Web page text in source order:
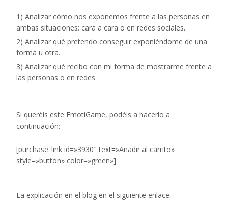
1) Analizar cómo nos exponemos frente a las personas en
ambas situaciones: cara a cara o en redes sociales.
2) Analizar qué pretendo conseguir exponiéndome de una
forma u otra.
3) Analizar qué recibo con mi forma de mostrarme frente a
las personas o en redes.
Si queréis este EmotiGame, podéis a hacerlo a
continuación:
[purchase_link id=»3930″ text=»Añadir al carrito»
style=»button» color=»green»]
La explicación en el blog en el siguiente enlace: